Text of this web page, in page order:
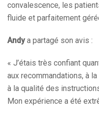
convalescence, les
fluide et parfaitement
Andya partagé son avis :
« J’étais très confiant
aux recommandations, à
à la qualité des
Mon expérience a été